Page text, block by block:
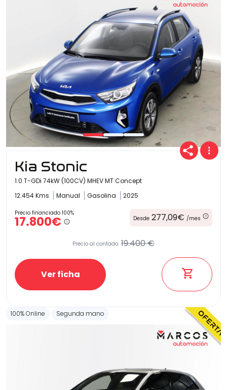
Kia Stonic
1.0 T-GDi 74kW (100CV) MHEV MT Concept
12.454 Kms
Manual Gasolina 2025
Precio financiado 100%
17.800€ Desde 277,09€ /mes
Precio al contado: 19.400 €
Ver ficha
100% Online Segunda mano